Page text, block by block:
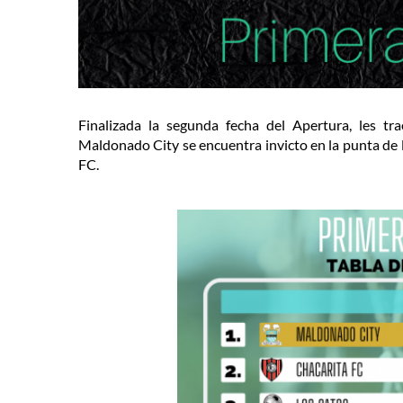
Finalizada la segunda fecha del Apertura, les
Maldonado City se encuentra invicto en la punta
FC.